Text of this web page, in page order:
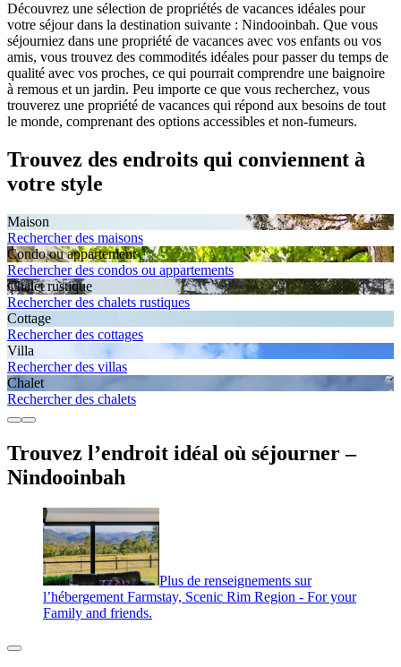
Découvrez une sélection de propriétés de vacances idéales pour
votre séjour dans la destination suivante : Nindooinbah. Que vous
séjourniez dans une propriété de vacances avec vos enfants ou vos
amis, vous trouvez des commodités idéales pour passer du temps de
qualité avec vos proches, ce qui pourrait comprendre une baignoire
à remous et un jardin. Peu importe ce que vous recherchez, vous
trouverez une propriété de vacances qui répond aux besoins de tout
le monde, comprenant des options accessibles et non-fumeurs.
Trouvez des endroits qui conviennent à
votre style
Maison
Rechercher des maisons
Condo ou appartement
Rechercher des condos ou appartements
Chalet rustique
Rechercher des chalets rustiques
Cottage
Rechercher des cottages
Villa
Rechercher des villas
Chalet
Rechercher des chalets
Trouvez l’endroit idéal où séjourner –
Nindooinbah
Plus de renseignements sur
l’hébergement Farmstay, Scenic Rim Region - For your
Family and friends.